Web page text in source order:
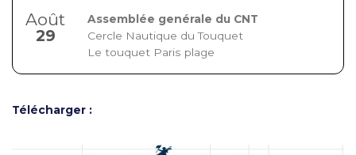
Août
29
Assemblée genérale du CNT
Cercle Nautique du Touquet
Le touquet Paris plage
Télécharger :